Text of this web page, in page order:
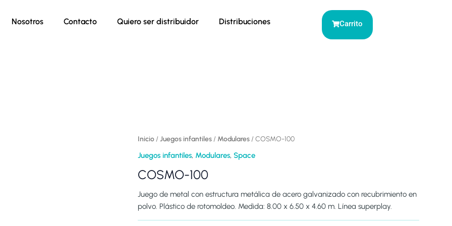
Nosotros Contacto Quiero ser distribuidor Distribuciones Carrito
Inicio/ Juegos infantiles/ Modulares/ COSMO-100
Juegos infantiles, Modulares, Space
COSMO-100
Juego de metal con estructura metálica de acero galvanizado con recubrimiento en
polvo. Plástico de rotomoldeo. Medida: 8.00 x 6.50 x 4.60 m. Línea superplay.